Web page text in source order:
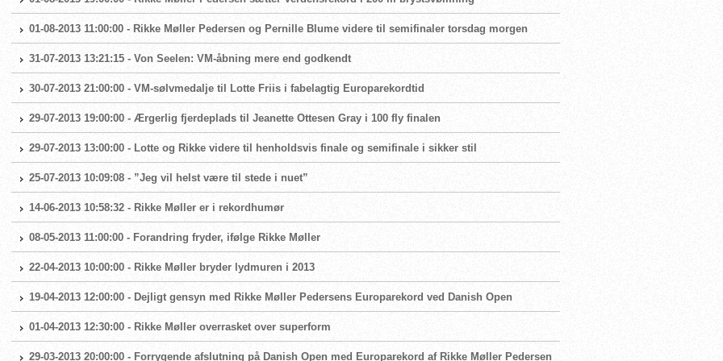
01-08-2013 11:00:00 - Rikke Møller Pedersen og Pernille Blume videre til semifinaler torsdag morgen
31-07-2013 13:21:15 - Von Seelen: VM-åbning mere end godkendt
30-07-2013 21:00:00 - VM-sølvmedalje til Lotte Friis i fabelagtig Europarekordtid
29-07-2013 19:00:00 - Ærgerlig fjerdeplads til Jeanette Ottesen Gray i 100 fly finalen
29-07-2013 13:00:00 - Lotte og Rikke videre til henholdsvis finale og semifinale i sikker stil
25-07-2013 10:09:08 - ”Jeg vil helst være til stede i nuet”
14-06-2013 10:58:32 - Rikke Møller er i rekordhumør
08-05-2013 11:00:00 - Forandring fryder, ifølge Rikke Møller
22-04-2013 10:00:00 - Rikke Møller bryder lydmuren i 2013
19-04-2013 12:00:00 - Dejligt gensyn med Rikke Møller Pedersens Europarekord ved Danish Open
01-04-2013 12:30:00 - Rikke Møller overrasket over superform
29-03-2013 20:00:00 - Forrygende afslutning på Danish Open med Europarekord af Rikke Møller Pedersen